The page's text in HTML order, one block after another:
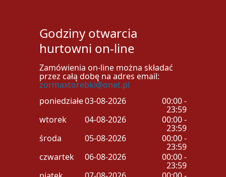
Godziny otwarcia
hurtowni on-line
Zamówienia on-line można składać
przez całą dobę na adres email:
zormaxtorebki@onet.pl
poniedziałek03-08-2026 00:00 -
23:59
wtorek
04-08-2026 00:00 -
23:59
środa
05-08-2026 00:00 -
23:59
czwartek
06-08-2026 00:00 -
23:59